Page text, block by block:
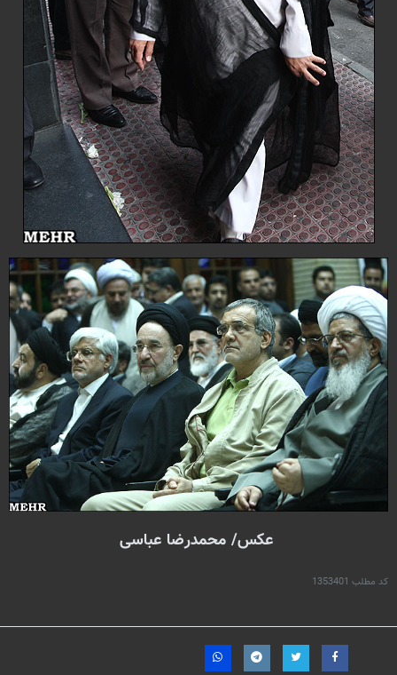
عکس/ محمدرضا عباسی
کد مطلب 1353401